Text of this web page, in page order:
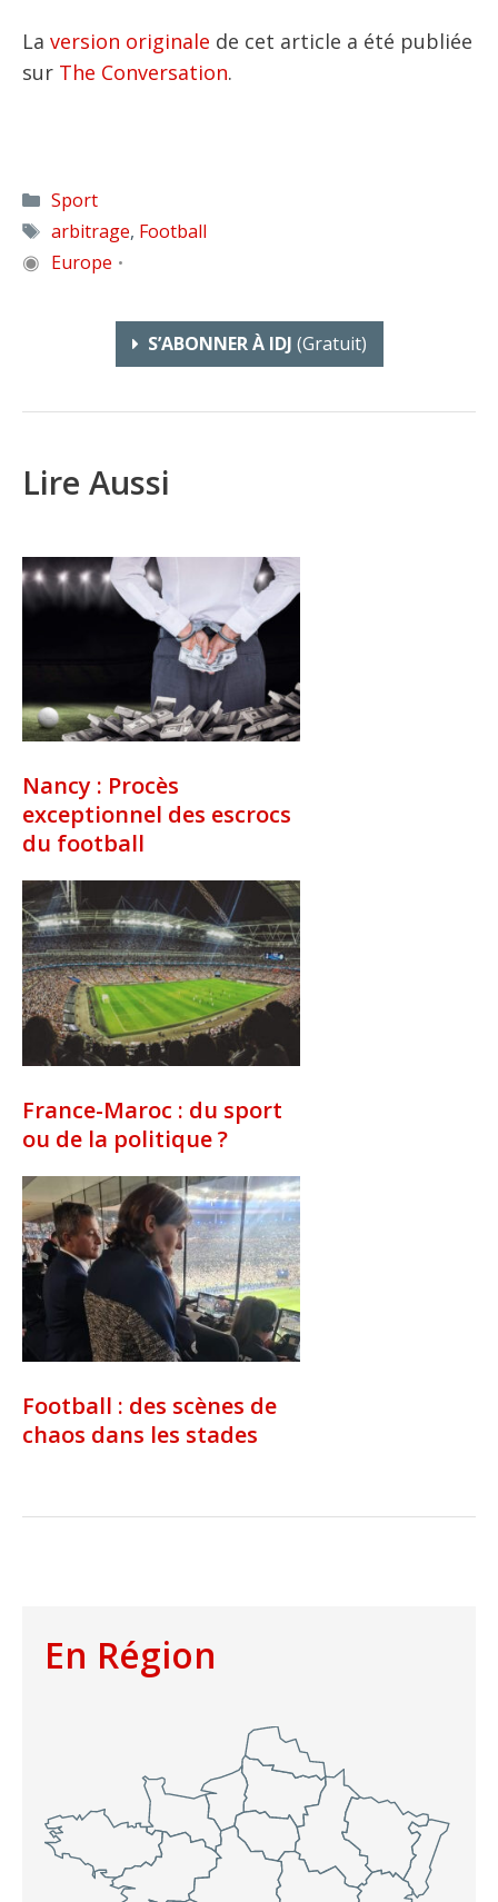
La version originale de cet article a été publiée
sur The Conversation.
Catégories
Sport
Étiquettes
arbitrage, Football
◉ Europe •
S’ABONNER À IDJ (gratuit)
Lire Aussi
Nancy : Procès
exceptionnel des escrocs
du football
France-Maroc : du sport
ou de la politique ?
Football : des scènes de
chaos dans les stades
En Région